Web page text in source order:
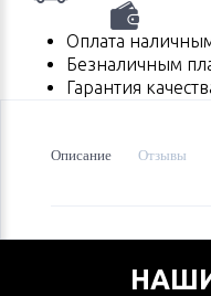
Оплата
Безналичным
Гарантия
Описание Отзывы